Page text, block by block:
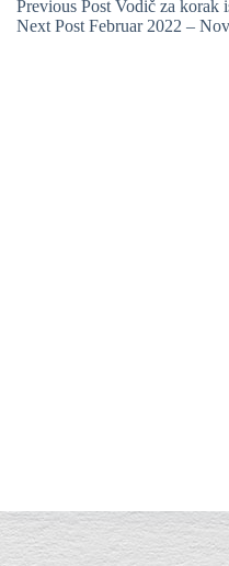
Previous Post Vodič za korak
Next Post Februar 2022 –